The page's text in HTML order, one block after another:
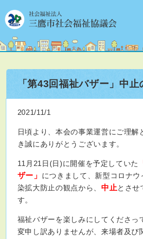
「第43回福祉バザー」中
2021/11/1
日頃より、本会の事業運営にご理解
き誠にありがとうございます。
11月21日(日)に開催を予定していた
ザー」 につきまして、新型コロナ
染拡大防止の観点から、 中止とさせ
す。
福祉バザーを楽しみにしてくださっ
変申し訳ありませんが、来場者及び